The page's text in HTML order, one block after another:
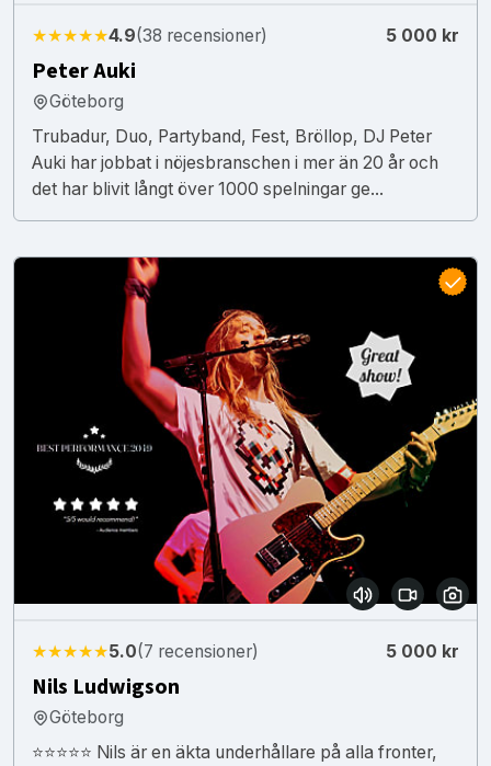
★★★★★4.9(38 recensioner) 5 000 kr
Peter Auki
Göteborg
Trubadur, Duo, Partyband, Fest, Bröllop, DJ Peter
Auki har jobbat i nöjesbranschen i mer än 20 år och
det har blivit långt över 1000 spelningar ge...
★★★★★5.0(7 recensioner) 5 000 kr
Nils Ludwigson
Göteborg
⭐⭐⭐⭐⭐ Nils är en äkta underhållare på alla fronter,